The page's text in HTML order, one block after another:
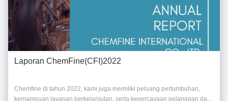
Laporan ChemFine(CFI)2022
Chemfine di tahun 2022, kami juga memiliki peluang pertumbuhan,
kemampuan layanan berkelanjutan, serta kepercayaan pelanggan dan